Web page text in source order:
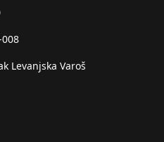
Levanjska Varoš